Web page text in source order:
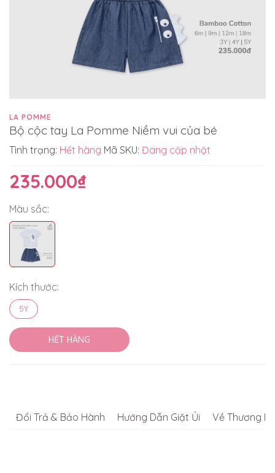
LA POMME
Bộ cộc tay La Pomme Niềm vui của bé
Tình trạng: Hết hàng Mã SKU: Đang cập nhật
235.000₫
Màu sắc:
Kích thước:
5Y
HẾT HÀNG
Đổi Trả & Bảo Hành Hướng Dẫn Giặt Ủi Về Thương